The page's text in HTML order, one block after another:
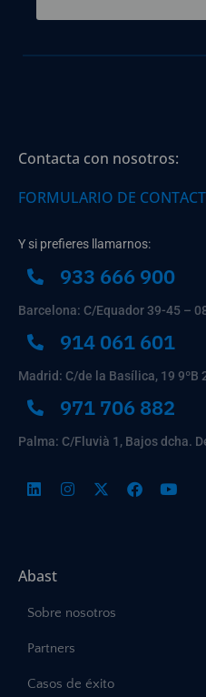
Contacta con nosotros:
FORMULARIO DE
Y si prefieres llamarnos:
933 666 900
Barcelona: C/Equador 39-45 –
914 061 601
Madrid: C/de la Basílica, 19 9ºB
971 706 882
Palma: C/Fluvià 1, Bajos dcha.
Abast
Sobre nosotros
Partners
Casos de éxito